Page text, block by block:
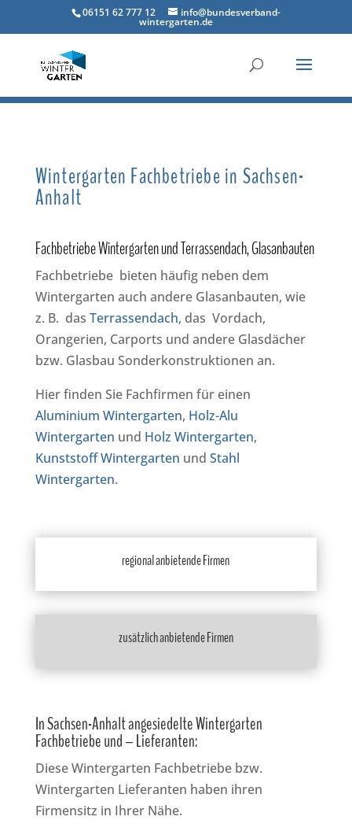
06151 62 777 12 info@bundesverband-
wintergarten.de
Wintergarten Fachbetriebe in Sachsen-
Anhalt
Fachbetriebe Wintergarten und Terrassendach, Glasanbauten
Fachbetriebe bieten häufig neben dem
Wintergarten auch andere Glasanbauten, wie
z. B. das Terrassendach, das Vordach,
Orangerien, Carports und andere Glasdächer
bzw. Glasbau Sonderkonstruktionen an.
Hier finden Sie Fachfirmen für einen
Aluminium Wintergarten, Holz-Alu
Wintergarten und Holz Wintergarten,
Kunststoff Wintergarten und Stahl
Wintergarten.
regional anbietende Firmen
zusätzlich anbietende Firmen
In Sachsen-Anhalt angesiedelte Wintergarten
Fachbetriebe und – Lieferanten:
Diese Wintergarten Fachbetriebe bzw.
Wintergarten Lieferanten haben ihren
Firmensitz in Ihrer Nähe.